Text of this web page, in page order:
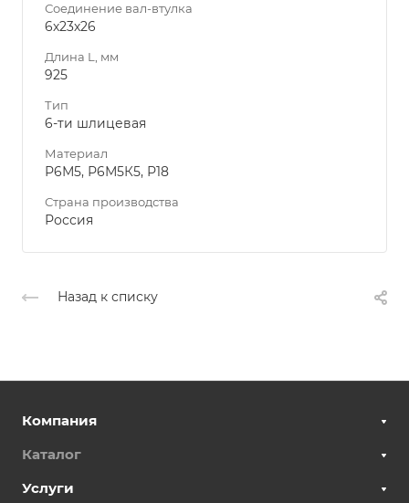
Соединение вал-втулка
6х23х26
Длина L, мм
925
Тип
6-ти шлицевая
Материал
Р6М5, Р6М5К5, Р18
Страна производства
Россия
Назад к списку
Компания
Каталог
Услуги